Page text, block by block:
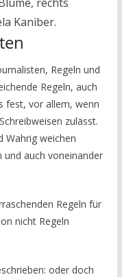
Regeln und
Regeln, auch
fest, vor allem, wenn
zulässt.
Wahrig weichen
und auch voneinander
Regeln für
nicht Regeln
oder doch